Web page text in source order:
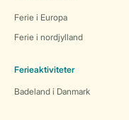
Ferie i Europa
Ferie i nordjylland
Ferieaktiviteter
Badeland i Danmark